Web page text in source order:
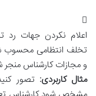
اعلام نکردن جهات رد
تخلف انتظامی محسوب
و مجازات کارشناس منجر
مثال کاربردی: تصور